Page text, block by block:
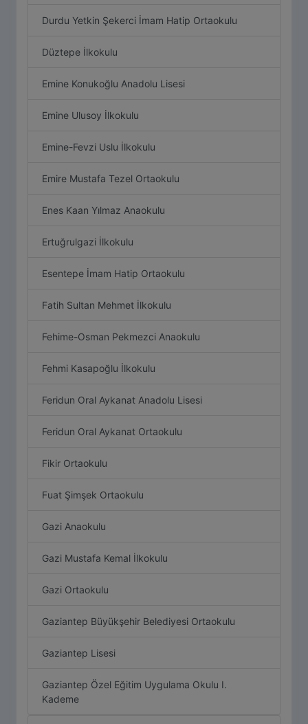
Durdu Yetkin Şekerci İmam Hatip Ortaokulu
Düztepe İlkokulu
Emine Konukoğlu Anadolu Lisesi
Emine Ulusoy İlkokulu
Emine-Fevzi Uslu İlkokulu
Emire Mustafa Tezel Ortaokulu
Enes Kaan Yılmaz Anaokulu
Ertuğrulgazi İlkokulu
Esentepe İmam Hatip Ortaokulu
Fatih Sultan Mehmet İlkokulu
Fehime-Osman Pekmezci Anaokulu
Fehmi Kasapoğlu İlkokulu
Feridun Oral Aykanat Anadolu Lisesi
Feridun Oral Aykanat Ortaokulu
Fikir Ortaokulu
Fuat Şimşek Ortaokulu
Gazi Anaokulu
Gazi Mustafa Kemal İlkokulu
Gazi Ortaokulu
Gaziantep Büyükşehir Belediyesi Ortaokulu
Gaziantep Lisesi
Gaziantep Özel Eğitim Uygulama Okulu I.
Kademe